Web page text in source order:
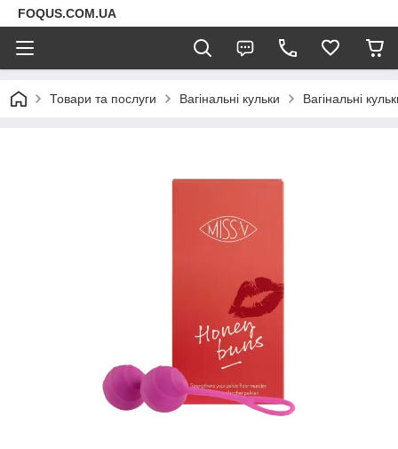
FOQUS.COM.UA
Товари та послуги Вагінальні кульки Вагінальні